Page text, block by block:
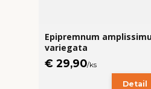
Epipremnum
variegata
€ 29,90/ks
Detail